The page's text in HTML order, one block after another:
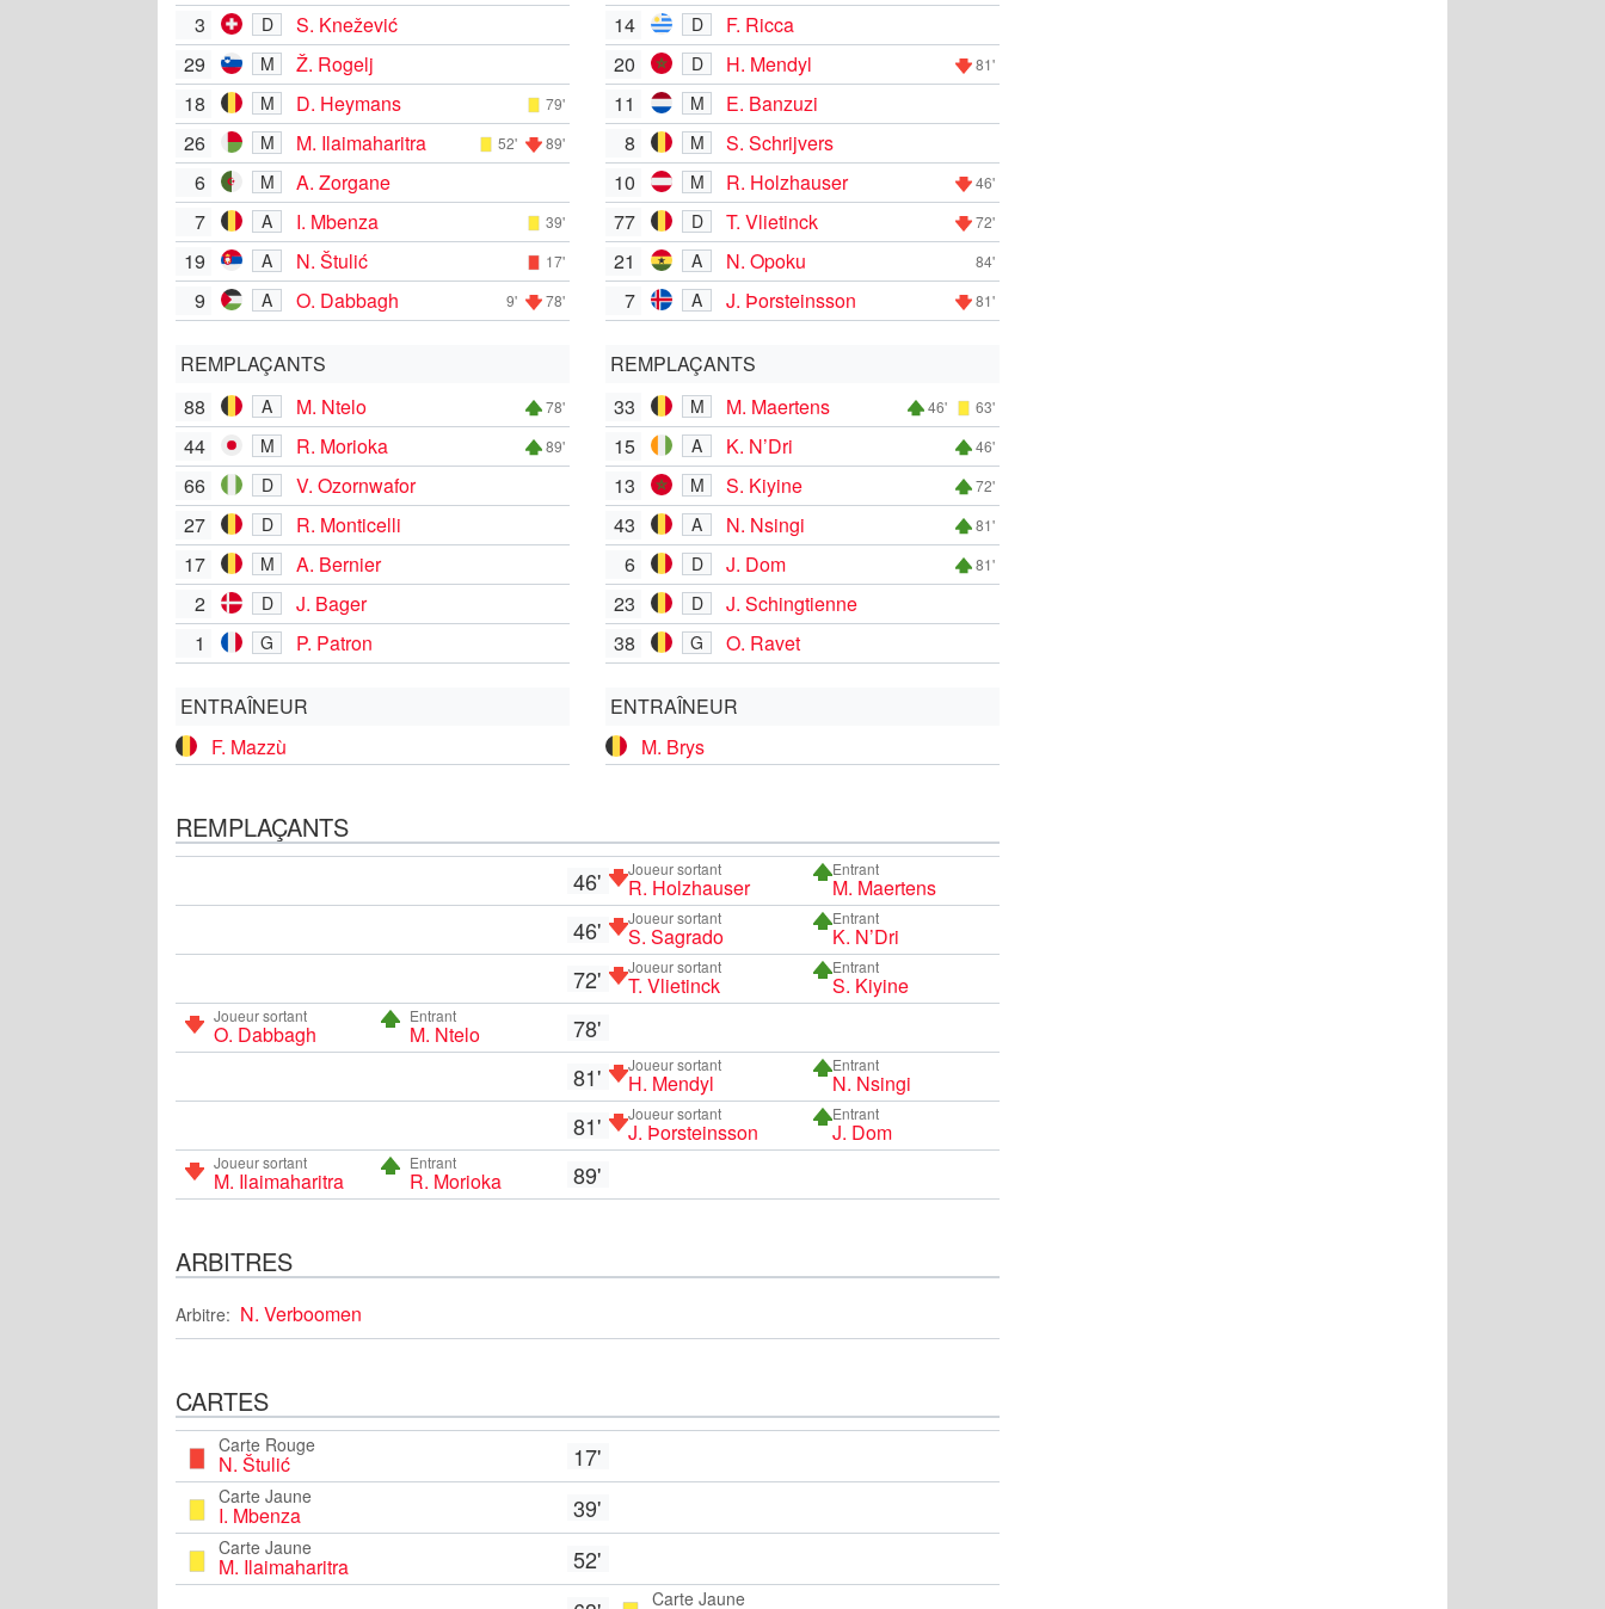
3
D
S. Knežević
29
M
Ž. Rogelj
18
M D. Heymans 79'
26 M M. Ilaimaharitra 52' 89'
6 M
A. Zorgane
7
A I. Mbenza 39'
19 A N. Štulić 17'
9 A O. Dabbagh 9' 78'
REMPLAÇANTS
88
A M. Ntelo 78'
44 M R. Morioka 89'
66 D
V. Ozornwafor
27
D
R. Monticelli
17
M
A. Bernier
2
D
J. Bager
1
G P. Patron
ENTRAÎNEUR
F. Mazzù
14
D
F. Ricca
20
D H. Mendyl 81'
11 M
E. Banzuzi
8
M
S. Schrijvers
10
M R. Holzhauser 46'
77 D T. Vlietinck 72'
21 A N. Opoku 84'
7 A J. Þorsteinsson 81'
REMPLAÇANTS
33
M M. Maertens 46' 63'
15 A K. N’Dri 46'
13 M S. Kiyine 72'
43 A N. Nsingi 81'
6 D J. Dom 81'
23 D
J. Schingtienne
38
G O. Ravet
ENTRAÎNEUR
M. Brys
REMPLAÇANTS
46' Joueur sortant
R. Holzhauser
Entrant
M. Maertens
46' Joueur sortant
S. Sagrado
Entrant
K. N’Dri
72' Joueur sortant
T. Vlietinck
Entrant
S. Kiyine
Joueur sortant
O. Dabbagh
Entrant
M. Ntelo
78'
81'
Joueur sortant
H. Mendyl
Entrant
N. Nsingi
81' Joueur sortant
J. Þorsteinsson
Entrant
J. Dom
Joueur sortant
M. Ilaimaharitra
Entrant
R. Morioka 89'
ARBITRES
Arbitre: N. Verboomen
CARTES
Carte Rouge
N. Štulić 17'
Carte Jaune
I. Mbenza 39'
Carte Jaune
M. Ilaimaharitra
52'
Carte Jaune